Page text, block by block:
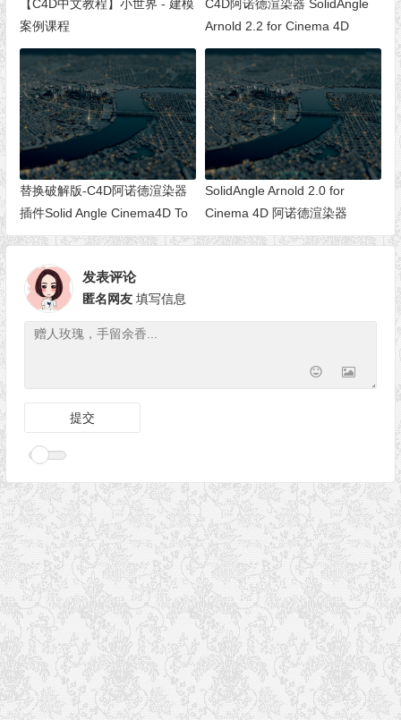
【C4D中文教程】小世界 - 建模
案例课程
C4D阿诺德渲染器 SolidAngle
Arnold 2.2 for Cinema 4D
替换破解版-C4D阿诺德渲染器
插件Solid Angle Cinema4D To
Arnold 2.0.3 For Cinema 4D
载
SolidAngle Arnold 2.0 for
Cinema 4D 阿诺德渲染器
发表评论
匿名网友 填写信息